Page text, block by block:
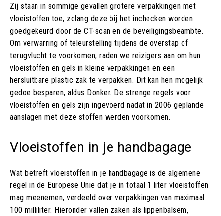
Zij staan in sommige gevallen grotere verpakkingen met
vloeistoffen toe, zolang deze bij het inchecken worden
goedgekeurd door de CT-scan en de beveiligingsbeambte.
Om verwarring of teleurstelling tijdens de overstap of
terugvlucht te voorkomen, raden we reizigers aan om hun
vloeistoffen en gels in kleine verpakkingen en een
hersluitbare plastic zak te verpakken. Dit kan hen mogelijk
gedoe besparen, aldus Donker. De strenge regels voor
vloeistoffen en gels zijn ingevoerd nadat in 2006 geplande
aanslagen met deze stoffen werden voorkomen.
Vloeistoffen in je handbagage
Wat betreft vloeistoffen in je handbagage is de algemene
regel in de Europese Unie dat je in totaal 1 liter vloeistoffen
mag meenemen, verdeeld over verpakkingen van maximaal
100 milliliter. Hieronder vallen zaken als lippenbalsem,